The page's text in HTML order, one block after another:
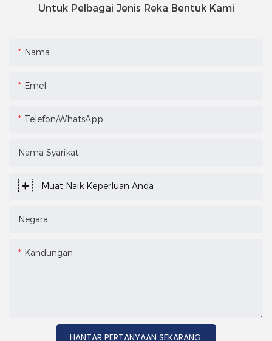
Untuk Pelbagai Jenis Reka Bentuk Kami
Nama
Emel
Telefon/WhatsApp
Nama Syarikat
Muat Naik Keperluan Anda
Negara
Kandungan
HANTAR PERTANYAAN SEKARANG.